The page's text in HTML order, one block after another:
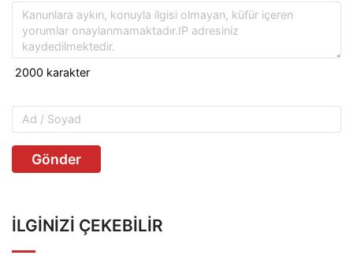
Gönder
İLGINIZI ÇEKEBILIR